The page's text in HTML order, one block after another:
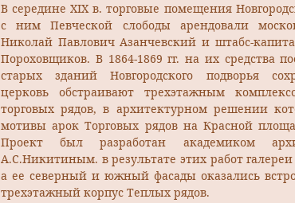
В середине XIX в. торговые помещения
с ним Певческой слободы арендовали
Николай Павлович Азанчевский и штабс-
Пороховщиков. В 1864-1869 гг. на их средства
старых зданий Новгородского подворья
церковь обстраивают трехэтажным
торговых рядов, в архитектурном решении
мотивы арок Торговых рядов на Красной
Проект был разработан академиком
А.С.Никитиным. в результате этих работ
а ее северный и южный фасады оказались
трехэтажный корпус Теплых рядов.